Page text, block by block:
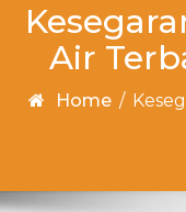
Air
Home /